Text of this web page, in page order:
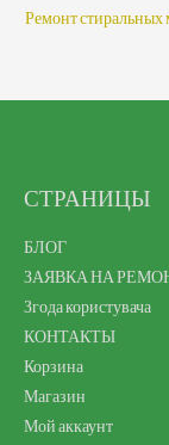
Ремонт
СТРАНИЦЫ
БЛОГ
ЗАЯВКА НА
Згода користувача
КОНТАКТЫ
Корзина
Магазин
Мой аккаунт